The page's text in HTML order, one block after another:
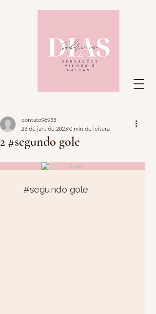
2 #segundo gole
contato96933
23 de jan. de 2023 0 min de leitura